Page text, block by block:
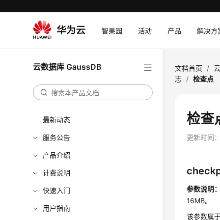
智果园 活动 产品 解决方
云数据库 GaussDB
最新动态
服务公告
产品介绍
计费说明
快速入门
用户指南
文档首页 /
志 / 检查点
检查
更新时间
参数说明
16MB。
该参数属